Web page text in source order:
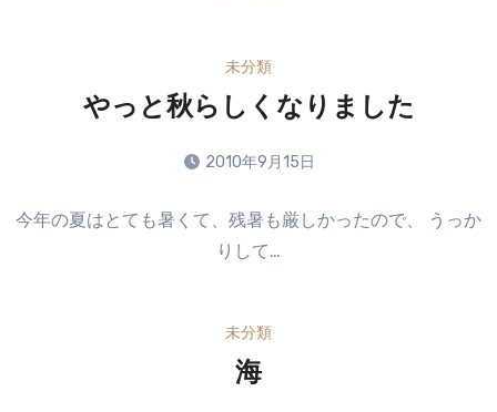
ま
だ
あ
ま
ん
未分類
やっと秋らしくなりました
2010年9月15日
メ
ン
ま
だ
あ
今年の夏はとても暑くて、残暑も厳しかったので、 うっか
りして…
未分類
海